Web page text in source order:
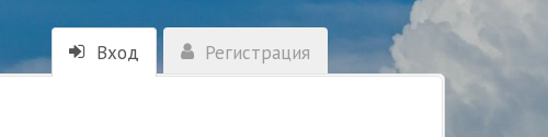
Вход Регистрация